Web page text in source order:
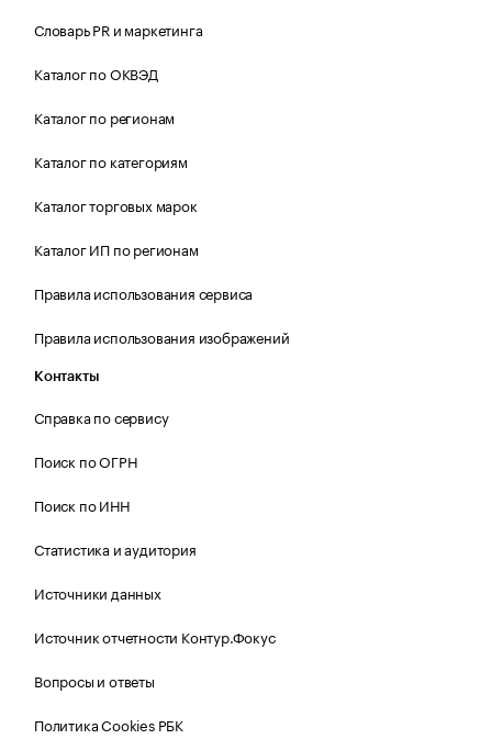
Словарь PR и маркетинга
Каталог по ОКВЭД
Каталог по регионам
Каталог по категориям
Каталог торговых марок
Каталог ИП по регионам
Правила использования сервиса
Правила использования изображений
Контакты
Справка по сервису
Поиск по ОГРН
Поиск по ИНН
Статистика и аудитория
Источники данных
Источник отчетности Контур.Фокус
Вопросы и ответы
Политика Cookies РБК